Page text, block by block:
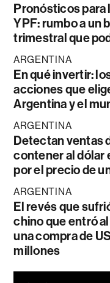
Pronósticos para
YPF: rumbo a un
trimestral que
ARGENTINA
En qué invertir:
acciones que
Argentina y el
ARGENTINA
Detectan ventas
contener al dólar
por el precio de
ARGENTINA
El revés que
chino que entró
una compra de
millones